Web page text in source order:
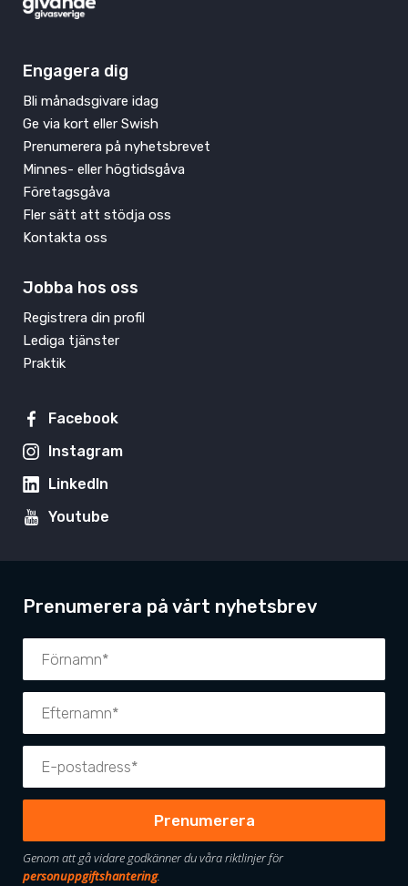
Engagera dig
Bli månadsgivare idag
Ge via kort eller Swish
Prenumerera på nyhetsbrevet
Minnes- eller högtidsgåva
Företagsgåva
Fler sätt att stödja oss
Kontakta oss
Jobba hos oss
Registrera din profil
Lediga tjänster
Praktik
Facebook
Instagram
LinkedIn
Youtube
Prenumerera på vårt nyhetsbrev
Genom att gå vidare godkänner du våra riktlinjer för
personuppgiftshantering.